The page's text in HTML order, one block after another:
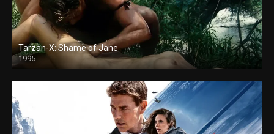
Tarzan-X: Shame of Jane
1995